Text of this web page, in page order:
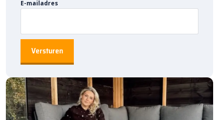
E-mailadres